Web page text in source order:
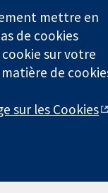
de presse
nous
d'emploi
Library
en Angleterre et
mettre en
de cookies
sur votre
de
sur les Cookies